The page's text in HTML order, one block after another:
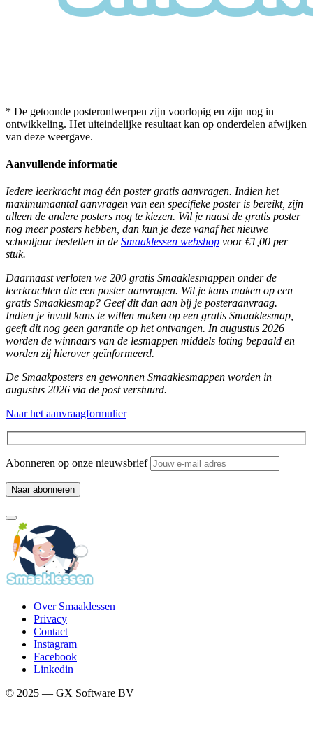
* De getoonde posterontwerpen zijn voorlopig en zijn nog in
ontwikkeling. Het uiteindelijke resultaat kan op onderdelen afwijken
van deze weergave.
Aanvullende informatie
Iedere leerkracht mag één poster gratis aanvragen. Indien het
maximumaantal aanvragen van een specifieke poster is bereikt, zijn
alleen de andere posters nog te kiezen. Wil je naast de gratis poster
nog meer posters hebben, dan kun je deze vanaf het nieuwe
schooljaar bestellen in de Smaaklessen webshop voor€1,00 per
stuk.
Daarnaast verloten we 200 gratis Smaaklesmappen onder de
leerkrachten die een poster aanvragen. Wil je kans maken op een
gratis Smaaklesmap? Geef dit dan aan bij je posteraanvraag.
Indien je invult kans te willen maken op een gratis Smaaklesmap,
geeft dit nog geen garantie op het ontvangen. In augustus 2026
worden de winnaars van de lesmappen middels loting bepaald en
worden zij hierover geïnformeerd.
De Smaakposters en gewonnen Smaaklesmappen worden in
augustus 2026 via de post verstuurd.
Naar het aanvraagformulier
Abonneren op onze nieuwsbrief
Over Smaaklessen
Privacy
Contact
Instagram
Facebook
Linkedin
© 2025 — GX Software BV